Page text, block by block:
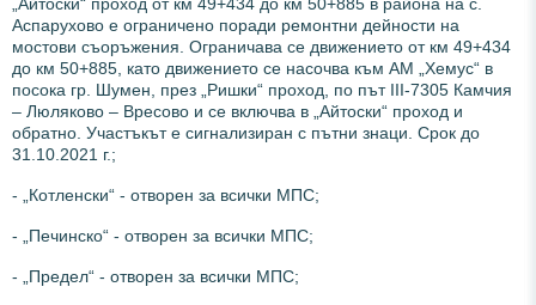
Аспарухово е ограничено поради ремонтни дейности на
мостови съоръжения. Ограничава се движението от км 49+434
до км 50+885, като движението се насочва към АМ „Хемус“ в
посока гр. Шумен, през „Ришки“ проход, по път III-7305 Камчия
– Люляково – Вресово и се включва в „Айтоски“ проход и
обратно. Участъкът е сигнализиран с пътни знаци. Срок до
31.10.2021 г.;
- „Котленски“ - отворен за всички МПС;
- „Печинско“ - отворен за всички МПС;
- „Предел“ - отворен за всички МПС;